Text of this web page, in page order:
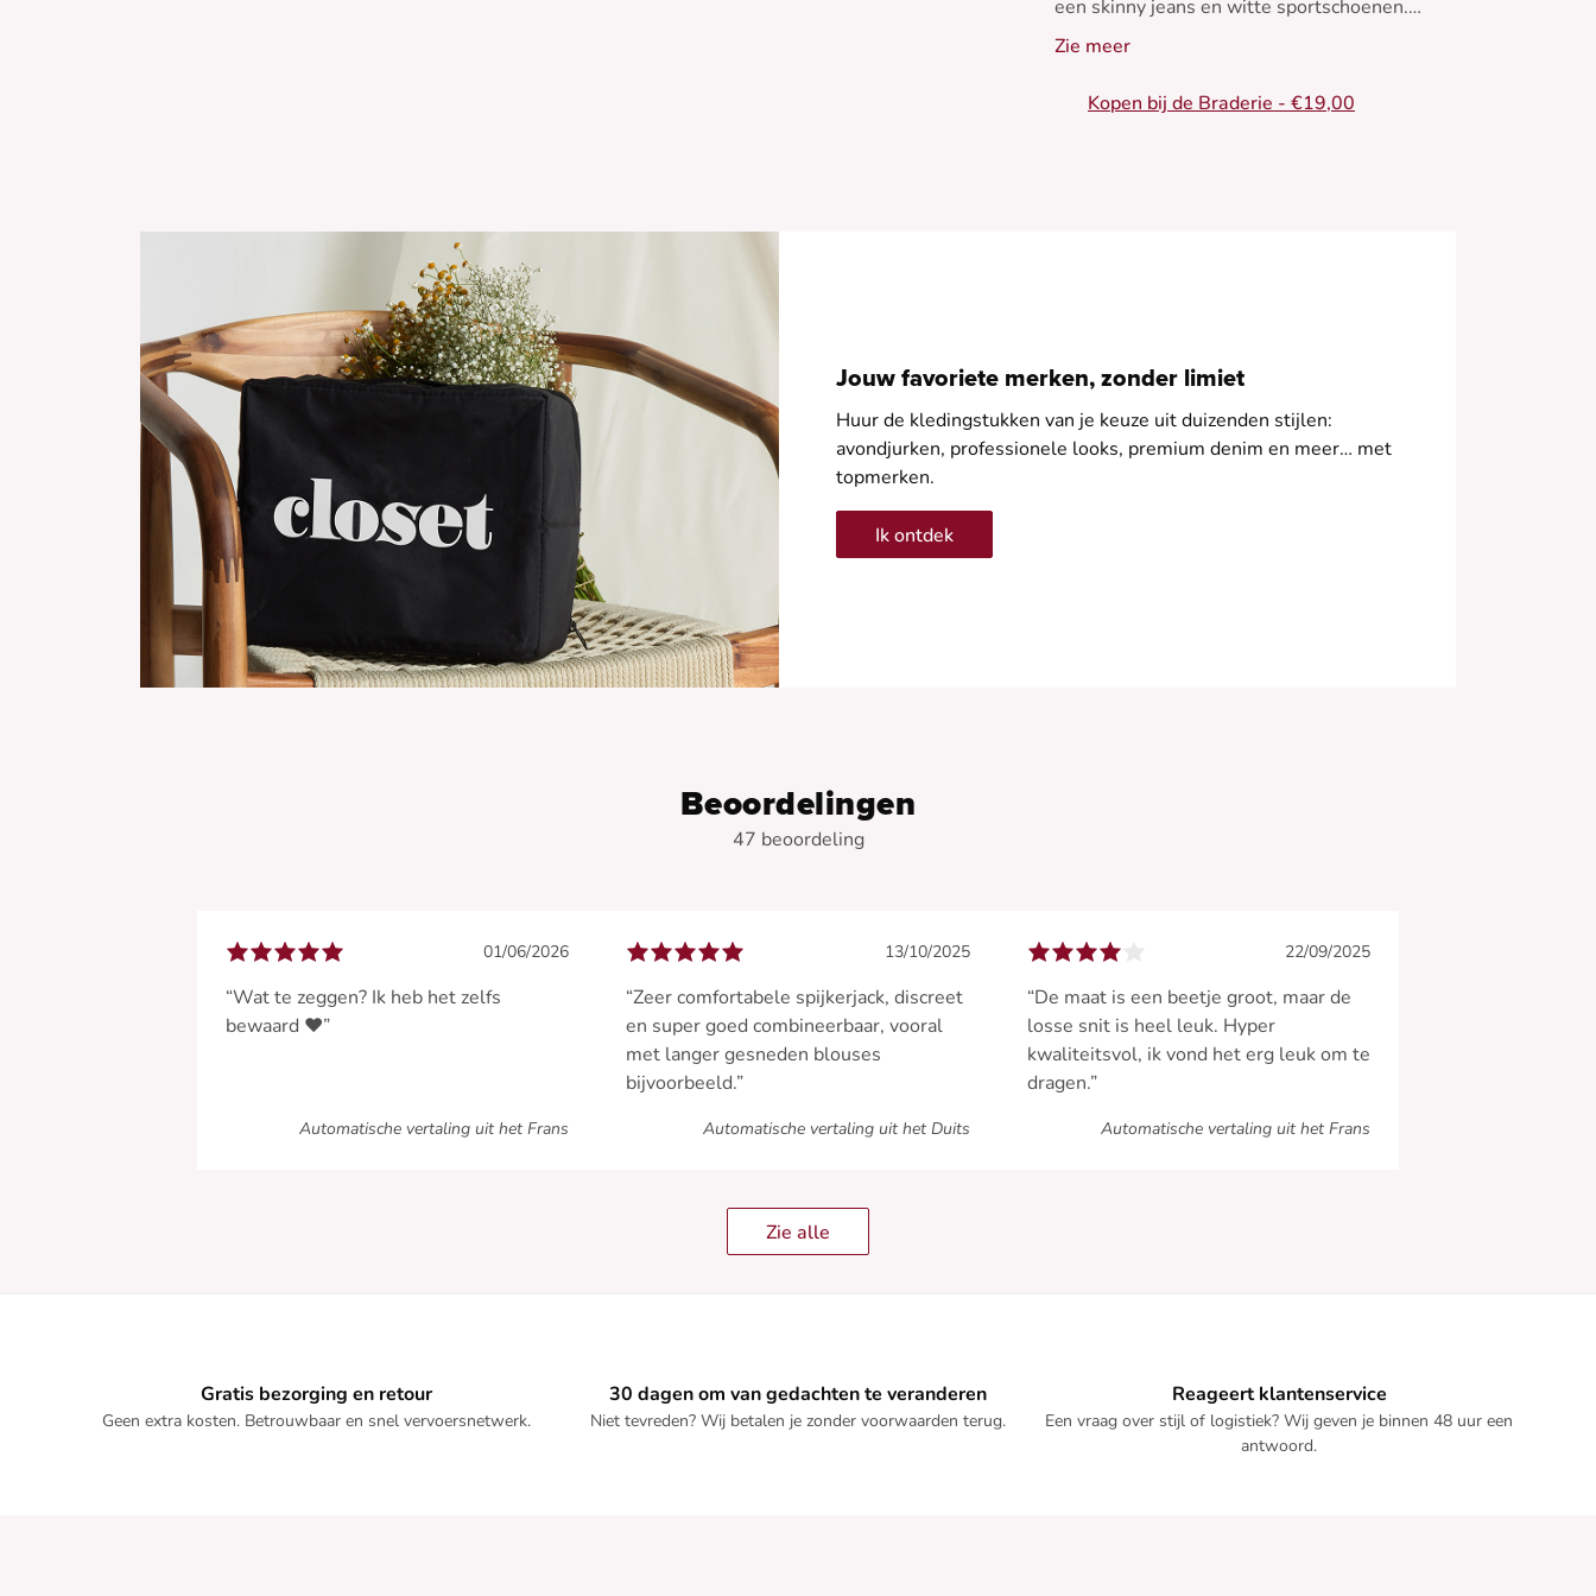
een skinny jeans en witte sportschoenen.
Perfect voor zomeravonden.
- Denim bomberjack
- Slanke pasvorm
Zie meer
Kopen bij de Braderie - €19,00
Jouw favoriete merken, zonder limiet
Huur de kledingstukken van je keuze uit duizenden stijlen:
avondjurken, professionele looks, premium denim en meer… met
topmerken.
Ik ontdek
Beoordelingen
47 beoordeling
01/06/2026
“Wat te zeggen? Ik heb het zelfs
bewaard ❤️”
Automatische vertaling uit het Frans
13/10/2025
“Zeer comfortabele spijkerjack, discreet
en super goed combineerbaar, vooral
met langer gesneden blouses
bijvoorbeeld.”
Automatische vertaling uit het Duits
22/09/2025
“De maat is een beetje groot, maar de
losse snit is heel leuk. Hyper
kwaliteitsvol, ik vond het erg leuk om te
dragen.”
Automatische vertaling uit het Frans
Zie alle
Gratis bezorging en retour
Geen extra kosten. Betrouwbaar en snel vervoersnetwerk.
30 dagen om van gedachten te veranderen
Niet tevreden? Wij betalen je zonder voorwaarden terug.
Reageert klantenservice
Een vraag over stijl of logistiek? Wij geven je binnen 48 uur een
antwoord.